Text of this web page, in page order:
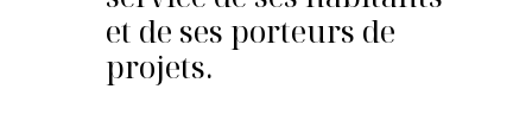
et de ses porteurs de
projets.